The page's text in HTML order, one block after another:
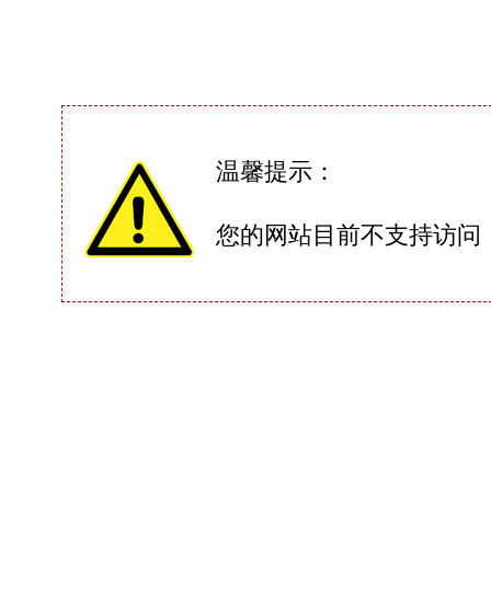
温馨提示：
您的网站目前不支持访